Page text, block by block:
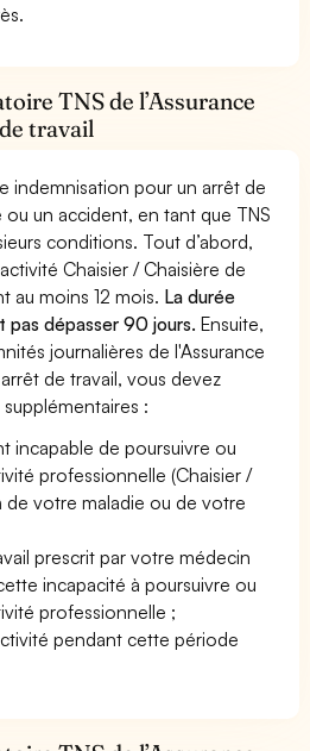
TNS de l’Assurance
travail
indemnisation pour un arrêt de
ou un accident, en tant que TNS
conditions. Tout d’abord,
Chaisier / Chaisière de
au moins 12 mois. La durée
dépasser 90 jours. Ensuite,
journalières de l'Assurance
de travail, vous devez
:
incapable de poursuivre ou
professionnelle (Chaisier /
de votre maladie ou de votre
prescrit par votre médecin
incapacité à poursuivre ou
professionnelle ;
pendant cette période